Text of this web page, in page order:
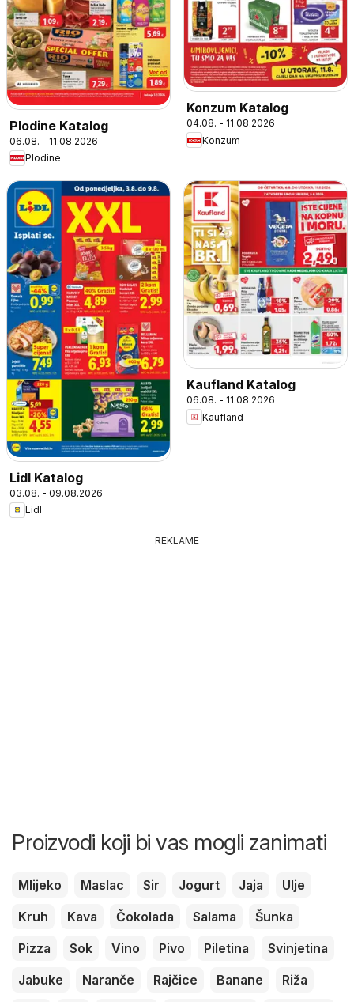
Plodine Katalog
06.08. - 11.08.2026
Plodine
Konzum Katalog
04.08. - 11.08.2026
Konzum
Lidl Katalog
03.08. - 09.08.2026
Lidl
Kaufland Katalog
06.08. - 11.08.2026
Kaufland
REKLAME
Proizvodi koji bi vas mogli zanimati
Mlijeko Maslac Sir Jogurt Jaja
Ulje
Kruh
Kava Čokolada Salama
Šunka
Pizza
Sok Vino Pivo Piletina
Svinjetina
Jabuke
Naranče Rajčice Banane
Riža